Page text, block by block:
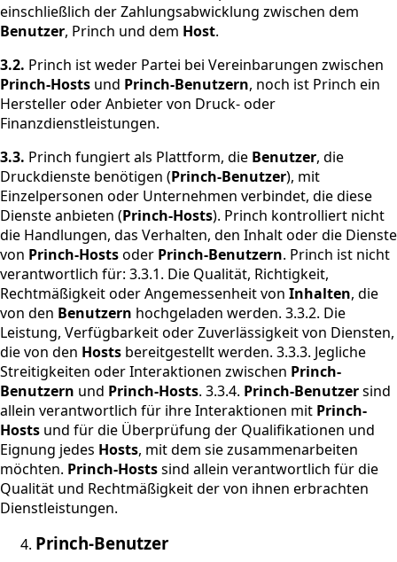
einschließlich der Zahlungsabwicklung zwischen dem
Benutzer, Princh und dem Host.
3.2. Princh ist weder Partei bei Vereinbarungen zwischen
Princh-Hosts und Princh-Benutzern, noch ist Princh ein
Hersteller oder Anbieter von Druck- oder
Finanzdienstleistungen.
3.3. Princh fungiert als Plattform, die Benutzer, die
Druckdienste benötigen (Princh-Benutzer), mit
Einzelpersonen oder Unternehmen verbindet, die diese
Dienste anbieten (Princh-Hosts). Princh kontrolliert nicht
die Handlungen, das Verhalten, den Inhalt oder die Dienste
von Princh-Hostsoder Princh-Benutzern. Princh ist nicht
verantwortlich für: 3.3.1. Die Qualität, Richtigkeit,
Rechtmäßigkeit oder Angemessenheit von Inhalten, die
von den Benutzern hochgeladen werden. 3.3.2. Die
Leistung, Verfügbarkeit oder Zuverlässigkeit von Diensten,
die von den Hosts bereitgestellt werden. 3.3.3. Jegliche
Streitigkeiten oder Interaktionen zwischen Princh-
Benutzern und Princh-Hosts. 3.3.4. Princh-Benutzersind
allein verantwortlich für ihre Interaktionen mit Princh-
Hosts und für die Überprüfung der Qualifikationen und
Eignung jedes Hosts, mit dem sie zusammenarbeiten
möchten. Princh-Hostssind allein verantwortlich für die
Qualität und Rechtmäßigkeit der von ihnen erbrachten
Dienstleistungen.
Princh-Benutzer